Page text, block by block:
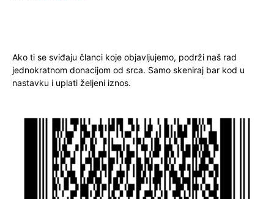
Ako ti se sviđaju članci koje objavljujemo, podrži naš rad
jednokratnom donacijom od srca. Samo skeniraj bar kod u
nastavku i uplati željeni iznos.